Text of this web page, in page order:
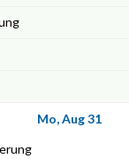
Mo, Aug 31